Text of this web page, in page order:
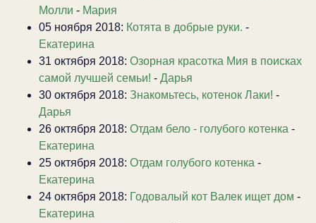
Молли - Мария
05 ноября 2018: Котята в добрые руки. -
Екатерина
31 октября 2018: Озорная красотка Мия в поисках
самой лучшей семьи! - Дарья
30 октября 2018: Знакомьтесь, котенок Лаки! -
Дарья
26 октября 2018: Отдам бело - голубого котенка -
Екатерина
25 октября 2018: Отдам голубого котенка -
Екатерина
24 октября 2018: Годовалый кот Валек ищет дом -
Екатерина